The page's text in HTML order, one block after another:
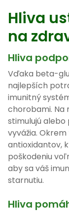
Hliva
na
Hliva
Vďaka beta-
najlepších
imunitný
chorobami. Na
stimulujú
vyvážia.
antioxidantov,
poškodeniu
aby sa váš
starnutiu.
Hliva